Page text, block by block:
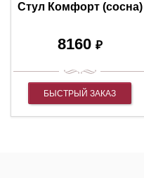
Стул Комфорт (сосна)
8160 ₽
БЫСТРЫЙ ЗАКАЗ